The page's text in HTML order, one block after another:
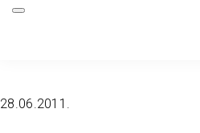
28.06.2011.